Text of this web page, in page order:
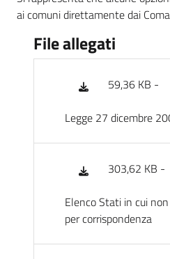
ai comuni direttamente dai
File allegati
59,36 KB -
Legge 27 dicembre
303,62 KB -
Elenco Stati in cui
per corrispondenza